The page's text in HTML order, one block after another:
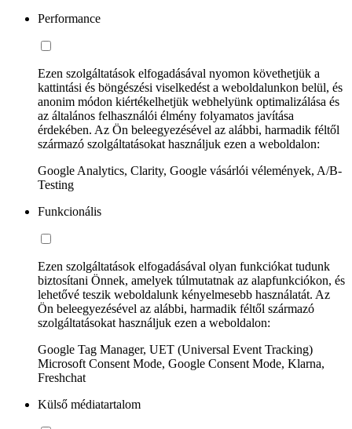
Performance
Ezen szolgáltatások elfogadásával nyomon követhetjük a
kattintási és böngészési viselkedést a weboldalunkon belül, és
anonim módon kiértékelhetjük webhelyünk optimalizálása és
az általános felhasználói élmény folyamatos javítása
érdekében. Az Ön beleegyezésével az alábbi, harmadik féltől
származó szolgáltatásokat használjuk ezen a weboldalon:
Google Analytics, Clarity, Google vásárlói vélemények, A/B-
Testing
Funkcionális
Ezen szolgáltatások elfogadásával olyan funkciókat tudunk
biztosítani Önnek, amelyek túlmutatnak az alapfunkciókon, és
lehetővé teszik weboldalunk kényelmesebb használatát. Az
Ön beleegyezésével az alábbi, harmadik féltől származó
szolgáltatásokat használjuk ezen a weboldalon:
Google Tag Manager, UET (Universal Event Tracking)
Microsoft Consent Mode, Google Consent Mode, Klarna,
Freshchat
Külső médiatartalom